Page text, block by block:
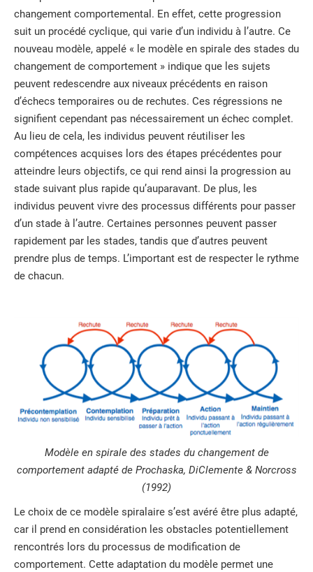
changement comportemental. En effet, cette progression
suit un procédé cyclique, qui varie d’un individu à l’autre. Ce
nouveau modèle, appelé « le modèle en spirale des stades du
changement de comportement » indique que les sujets
peuvent redescendre aux niveaux précédents en raison
d’échecs temporaires ou de rechutes. Ces régressions ne
signifient cependant pas nécessairement un échec complet.
Au lieu de cela, les individus peuvent réutiliser les
compétences acquises lors des étapes précédentes pour
atteindre leurs objectifs, ce qui rend ainsi la progression au
stade suivant plus rapide qu’auparavant. De plus, les
individus peuvent vivre des processus différents pour passer
d’un stade à l’autre. Certaines personnes peuvent passer
rapidement par les stades, tandis que d’autres peuvent
prendre plus de temps. L’important est de respecter le rythme
de chacun.
Modèle en spirale des stades du changement de
comportement adapté de Prochaska, DiClemente & Norcross
(1992)
Le choix de ce modèle spiralaire s’est avéré être plus adapté,
car il prend en considération les obstacles potentiellement
rencontrés lors du processus de modification de
comportement. Cette adaptation du modèle permet une